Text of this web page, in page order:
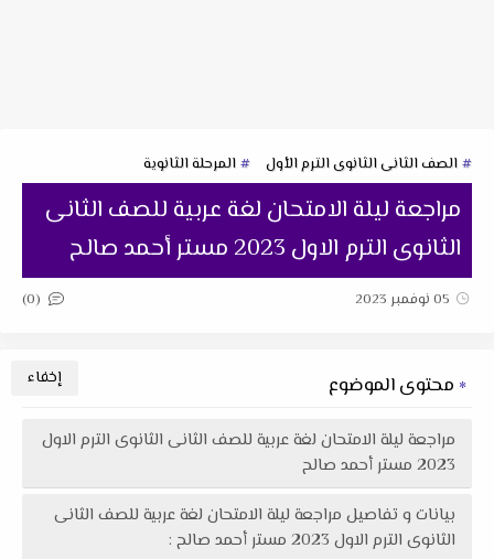
الصف الثانى الثانوى الترم الأول المرحلة الثانوية
مراجعة ليلة الامتحان لغة عربية للصف الثانى
الثانوى الترم الاول 2023 مستر أحمد صالح
05 نوفمبر 2023 (0)
محتوى الموضوع
مراجعة ليلة الامتحان لغة عربية للصف الثانى الثانوى الترم الاول
2023 مستر أحمد صالح
بيانات و تفاصيل مراجعة ليلة الامتحان لغة عربية للصف الثانى
الثانوى الترم الاول 2023 مستر أحمد صالح :